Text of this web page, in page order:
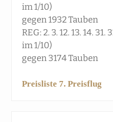
im 1/10)
gegen 1932 Tauben
REG: 2. 3. 12. 13. 14.
im 1/10)
gegen 3174 Tauben
Preisliste 7. Preisflug